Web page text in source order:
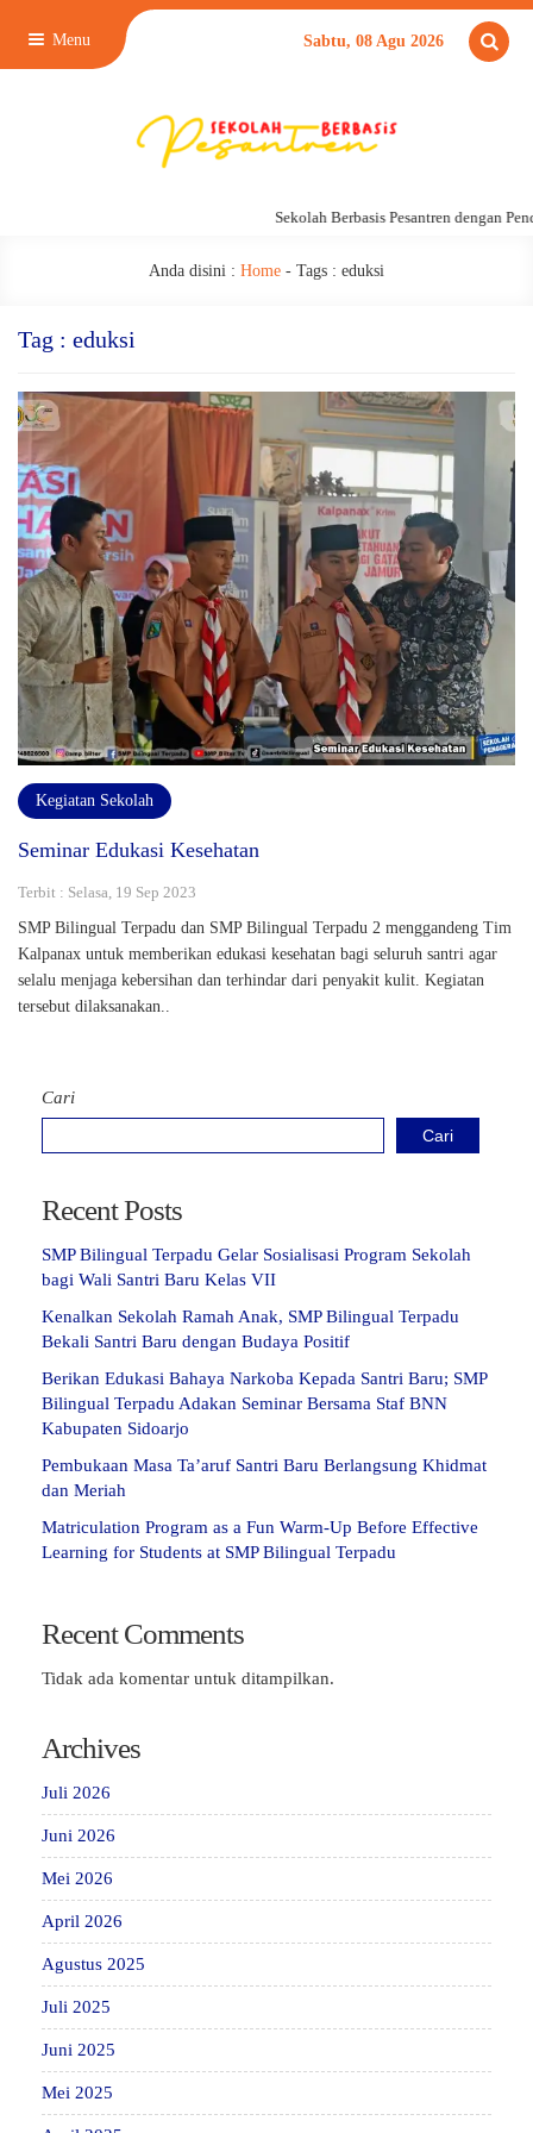
Menu Sabtu, 08 Agu 2026
Sekolah Berbasis Pesantren dengan
Anda disini : Home - Tags : eduksi
Tag : eduksi
Kegiatan Sekolah
Seminar Edukasi Kesehatan
Terbit : Selasa, 19 Sep 2023
SMP Bilingual Terpadu dan SMP Bilingual Terpadu 2 menggandeng Tim
Kalpanax untuk memberikan edukasi kesehatan bagi seluruh santri agar
selalu menjaga kebersihan dan terhindar dari penyakit kulit. Kegiatan
tersebut dilaksanakan..
Cari
Cari
Recent Posts
SMP Bilingual Terpadu Gelar Sosialisasi Program Sekolah
bagi Wali Santri Baru Kelas VII
Kenalkan Sekolah Ramah Anak, SMP Bilingual Terpadu
Bekali Santri Baru dengan Budaya Positif
Berikan Edukasi Bahaya Narkoba Kepada Santri Baru; SMP
Bilingual Terpadu Adakan Seminar Bersama Staf BNN
Kabupaten Sidoarjo
Pembukaan Masa Ta’aruf Santri Baru Berlangsung Khidmat
dan Meriah
Matriculation Program as a Fun Warm-Up Before Effective
Learning for Students at SMP Bilingual Terpadu
Recent Comments
Tidak ada komentar untuk ditampilkan.
Archives
Juli 2026
Juni 2026
Mei 2026
April 2026
Agustus 2025
Juli 2025
Juni 2025
Mei 2025